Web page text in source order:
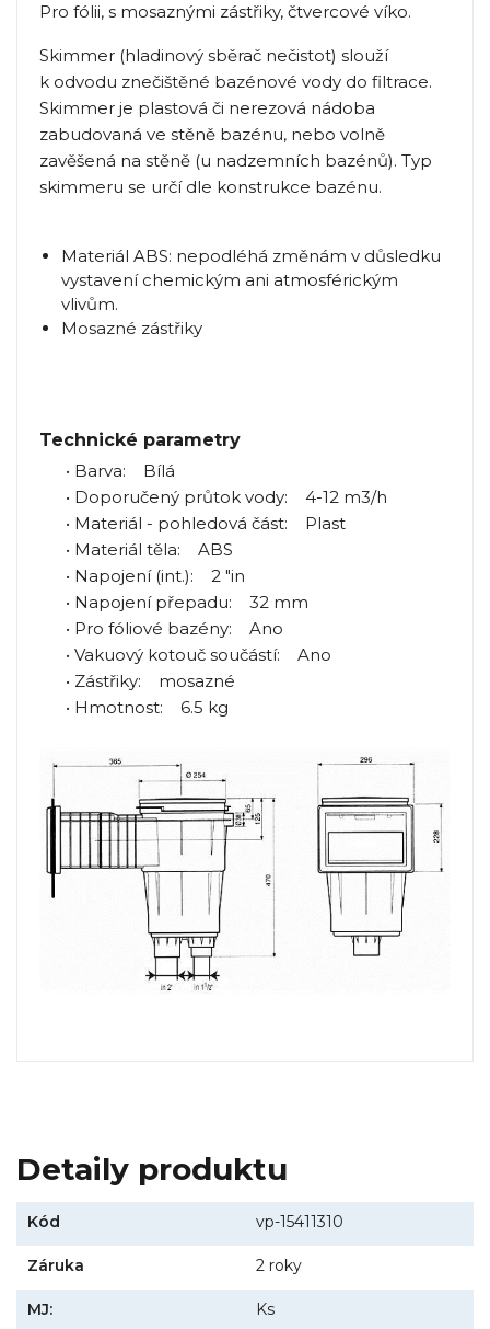
Pro fólii, s mosaznými zástřiky, čtvercové víko.
Skimmer (hladinový sběrač nečistot) slouží
k odvodu znečištěné bazénové vody do filtrace.
Skimmer je plastová či nerezová nádoba
zabudovaná ve stěně bazénu, nebo volně
zavěšená na stěně (u nadzemních bazénů). Typ
skimmeru se určí dle konstrukce bazénu.
Materiál ABS: nepodléhá změnám v důsledku
vystavení chemickým ani atmosférickým
vlivům.
Mosazné zástřiky
Technické parametry
• Barva: Bílá
• Doporučený průtok vody: 4-12 m3/h
• Materiál - pohledová část: Plast
• Materiál těla: ABS
• Napojení (int.): 2 "in
• Napojení přepadu: 32 mm
• Pro fóliové bazény: Ano
• Vakuový kotouč součástí: Ano
• Zástřiky: mosazné
• Hmotnost: 6.5 kg
Detaily produktu
Kód vp-15411310
Záruka 2 roky
MJ: Ks